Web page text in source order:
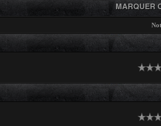
MARQUER